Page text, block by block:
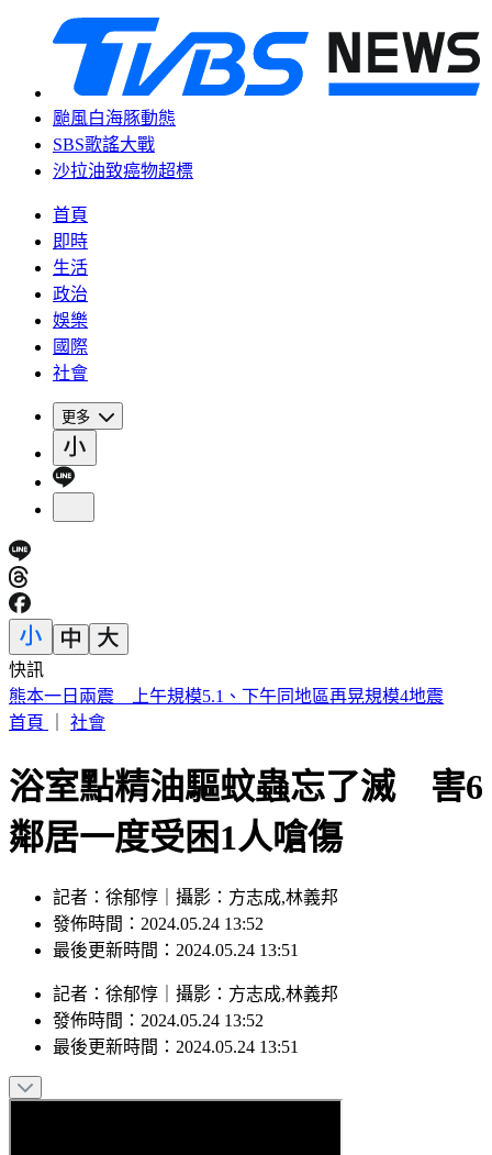
颱風白海豚動態
SBS歌謠大戰
沙拉油致癌物超標
首頁
即時
生活
政治
娛樂
國際
社會
更多
快訊
出庭遲到20分鐘 「晚安小雞」闖民宅直播認罪：想重新做人
首頁
社會
浴室點精油驅蚊蟲忘了滅 害6
鄰居一度受困1人嗆傷
記者：徐郁惇｜攝影：方志成,林義邦
發佈時間：2024.05.24 13:52
最後更新時間：2024.05.24 13:51
記者 ： 徐郁惇 攝影 ： 方志成,林義邦
發佈時間： 2024.05.24 13:52
最後更新時間： 2024.05.24 13:51